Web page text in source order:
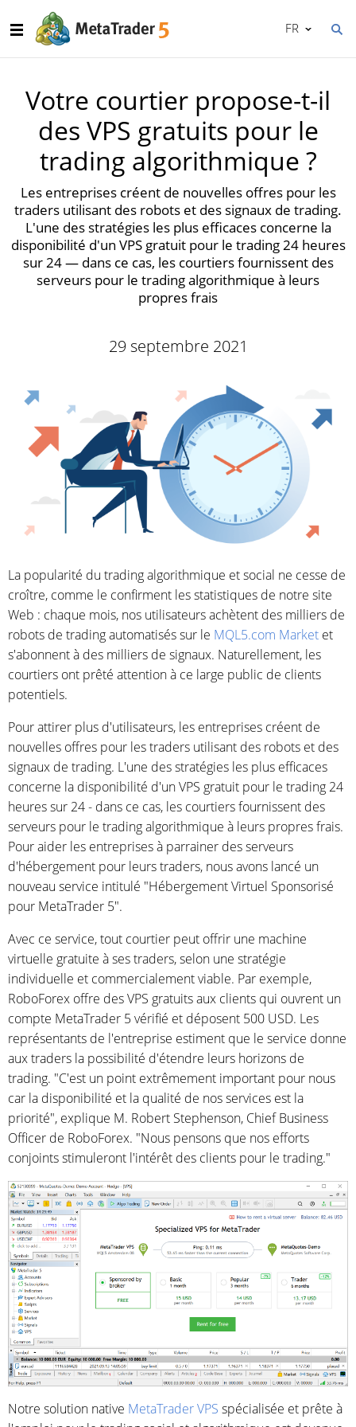
FR
Votre courtier propose-t-il
des VPS gratuits pour le
trading algorithmique ?
Les entreprises créent de nouvelles offres pour les
traders utilisant des robots et des signaux de trading.
L'une des stratégies les plus efficaces concerne la
disponibilité d'un VPS gratuit pour le trading 24 heures
sur 24 — dans ce cas, les courtiers fournissent des
serveurs pour le trading algorithmique à leurs
propres frais
29 septembre 2021
La popularité du trading algorithmique et social ne cesse de
croître, comme le confirment les statistiques de notre site
Web : chaque mois, nos utilisateurs achètent des milliers de
robots de trading automatisés sur le MQL5.com Market et
s'abonnent à des milliers de signaux. Naturellement, les
courtiers ont prêté attention à ce large public de clients
potentiels.
Pour attirer plus d'utilisateurs, les entreprises créent de
nouvelles offres pour les traders utilisant des robots et des
signaux de trading. L'une des stratégies les plus efficaces
concerne la disponibilité d'un VPS gratuit pour le trading 24
heures sur 24 - dans ce cas, les courtiers fournissent des
serveurs pour le trading algorithmique à leurs propres frais.
Pour aider les entreprises à parrainer des serveurs
d'hébergement pour leurs traders, nous avons lancé un
nouveau service intitulé "Hébergement Virtuel Sponsorisé
pour MetaTrader 5".
Avec ce service, tout courtier peut offrir une machine
virtuelle gratuite à ses traders, selon une stratégie
individuelle et commercialement viable. Par exemple,
RoboForex offre des VPS gratuits aux clients qui ouvrent un
compte MetaTrader 5 vérifié et déposent 500 USD. Les
représentants de l'entreprise estiment que le service donne
aux traders la possibilité d'étendre leurs horizons de
trading. "C'est un point extrêmement important pour nous
car la disponibilité et la qualité de nos services est la
priorité", explique M. Robert Stephenson, Chief Business
Officer de RoboForex. "Nous pensons que nos efforts
conjoints stimuleront l'intérêt des clients pour le trading."
Notre solution native MetaTrader VPS spécialisée et prête à